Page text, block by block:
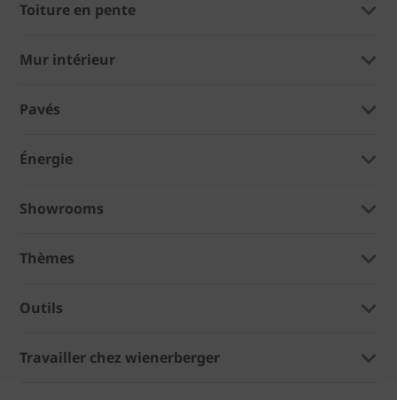
Toiture en pente
Mur intérieur
Pavés
Énergie
Showrooms
Thèmes
Outils
Travailler chez wienerberger